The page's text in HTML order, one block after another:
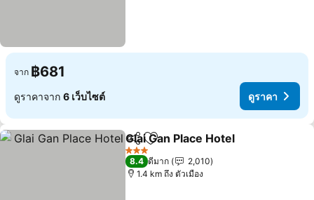
จาก ฿681
ดูราคาจาก 6 เว็บไซต์ ดูราคา
แชร์ เพิ่มในรายการโปรด
Glai Gan Place Hotel
3 ดาว
8.4 ดีมาก
2,010
1.4 km ถึง ตัวเมือง